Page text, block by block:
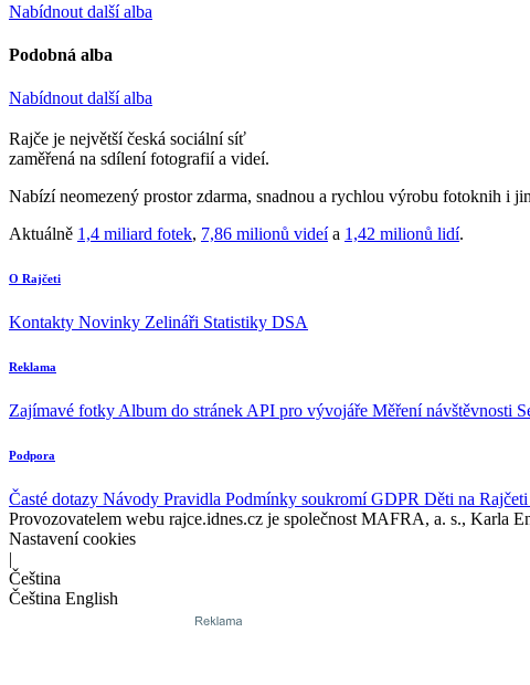
Nabídnout další alba
Podobná alba
Nabídnout další alba
Rajče je největší česká sociální síť
zaměřená na sdílení fotografií a videí.
Nabízí neomezený prostor zdarma, snadnou a rychlou výrobu fotoknih i
Aktuálně 1,4 miliard fotek, 7,86 milionů videía 1,42 milionů lidí.
O Rajčeti
Kontakty Novinky Zelináři Statistiky DSA
Reklama
Zajímavé fotky Album do stránek API pro vývojáře Měření návštěvnosti
Podpora
Časté dotazy Návody Pravidla Podmínky soukromíGDPR Děti na Rajčeti
Provozovatelem webu rajce.idnes.cz je společnost MAFRA, a. s., Karla
Nastavení cookies
|
Čeština
Čeština English